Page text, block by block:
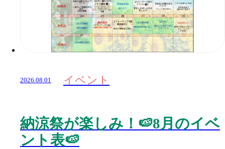
2026.08.01 イベント
納涼祭が楽しみ！🍉8月のイベ
ント表🍉